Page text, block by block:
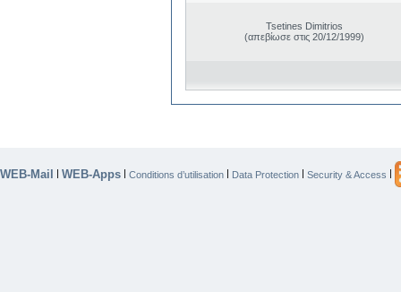
Tsetines Dimitrios
(απεβίωσε στις 20/12/1999)
WEB-Mail | WEB-Apps | Conditions d’utilisation | Data Protection | Security & Access |